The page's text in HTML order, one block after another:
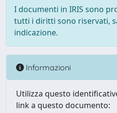
I documenti in IRIS sono
tutti i diritti sono riservati,
indicazione.
Informazioni
Utilizza questo
link a questo documento: